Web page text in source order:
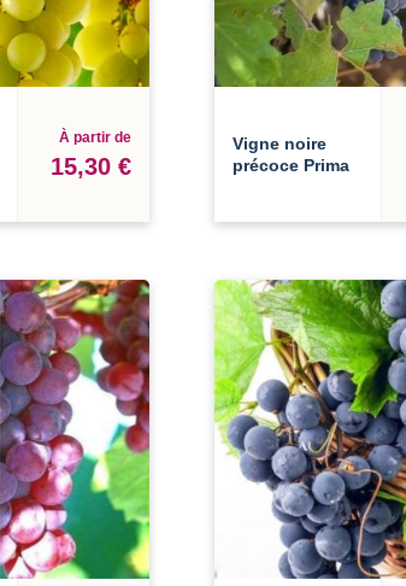
À partir de
15,30 €
Vigne noire
précoce Prima